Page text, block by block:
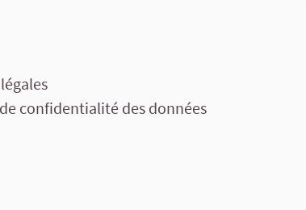
confidentialité des données